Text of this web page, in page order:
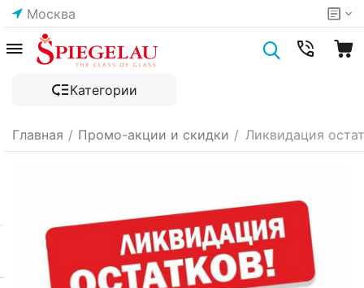
Москва
Категории
Главная / Промо-акции и скидки / Ликвидация